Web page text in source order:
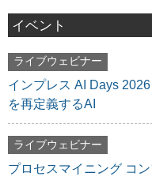
イベント
ライブウェビナー
インプレス AI Days
を再定義するAI
ライブウェビナー
プロセスマイニング コ